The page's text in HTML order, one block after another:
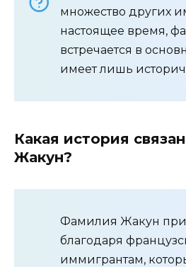
множество других
настоящее время,
встречается в
имеет лишь
Какая история
Жакун?
Фамилия Жакун
благодаря
иммигрантам,